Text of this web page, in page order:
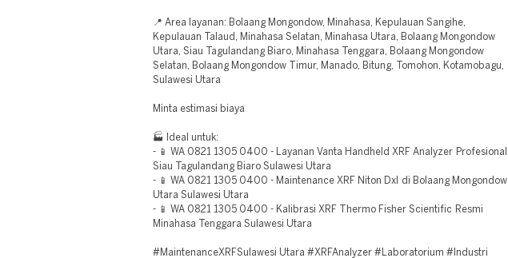
📍 Area layanan: Bolaang Mongondow, Minahasa, Kepulauan Sangihe,
Kepulauan Talaud, Minahasa Selatan, Minahasa Utara, Bolaang Mongondow
Utara, Siau Tagulandang Biaro, Minahasa Tenggara, Bolaang Mongondow
Selatan, Bolaang Mongondow Timur, Manado, Bitung, Tomohon, Kotamobagu,
Sulawesi Utara
Minta estimasi biaya
🏭 Ideal untuk:
- 📱 WA 0821 1305 0400 - Layanan Vanta Handheld XRF Analyzer Profesional
Siau Tagulandang Biaro Sulawesi Utara
- 📱 WA 0821 1305 0400 - Maintenance XRF Niton Dxl di Bolaang Mongondow
Utara Sulawesi Utara
- 📱 WA 0821 1305 0400 - Kalibrasi XRF Thermo Fisher Scientific Resmi
Minahasa Tenggara Sulawesi Utara
#MaintenanceXRFSulawesi Utara #XRFAnalyzer #Laboratorium #Industri